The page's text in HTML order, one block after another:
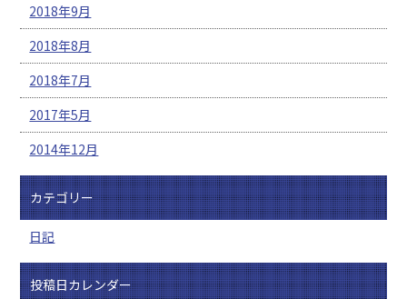
2018年9月
2018年8月
2018年7月
2017年5月
2014年12月
カテゴリー
日記
投稿日カレンダー